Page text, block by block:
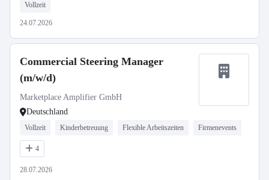
Vollzeit
24.07.2026
Commercial Steering Manager
(m/w/d)
Marketplace Amplifier GmbH
Deutschland
Vollzeit Kinderbetreuung Flexible Arbeitszeiten Firmenevents
4
28.07.2026